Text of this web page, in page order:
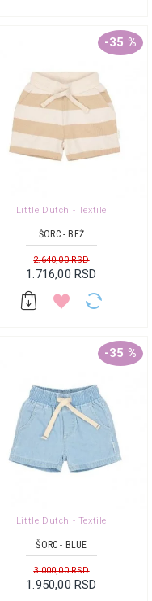
-35 %
Little Dutch - Textile
ŠORC - BEŽ
1.716,00 RSD
2.640,00 RSD
-35 %
Little Dutch - Textile
ŠORC - BLUE
1.950,00 RSD
3.000,00 RSD